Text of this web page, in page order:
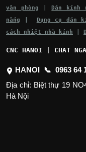
văn phòng
Dán kính
nắng
Dụng cụ dán
cách nhiệt nhà kính
CNC HANOI | CHAT
HANOI 📞 0963 64
Địa chỉ: Biệt thự 19
Hà Nội